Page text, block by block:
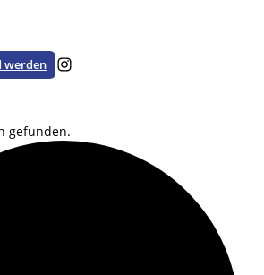
werden Besuche den HSTV auf Instagram
gefunden.